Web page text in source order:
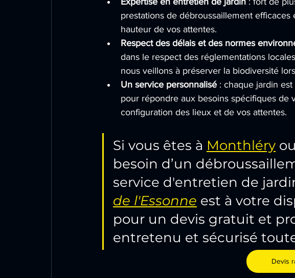
prestations de débroussaillement efficaces
hauteur de vos attentes.
Respect des délais et des normes
dans le respect des réglementations
nous veillons à préserver la biodiversité
Un service personnalisé : chaque jardin
pour répondre aux besoins spécifiques de
configuration des lieux et de vos attentes.
Si vous êtes à Monthléry
besoin d’un
service d'entretien de
de l'Essonne est à votre
pour un devis gratuit et
entretenu et sécurisé
Devis